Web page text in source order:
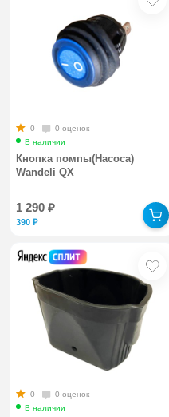
0
0 оценок
В наличии
Кнопка помпы(Насоса)
Wandeli QX
1 290₽
390₽
0
0 оценок
В наличии